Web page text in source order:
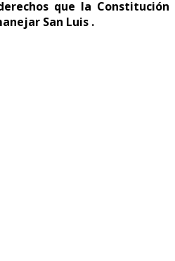
que la Constitución
San Luis .